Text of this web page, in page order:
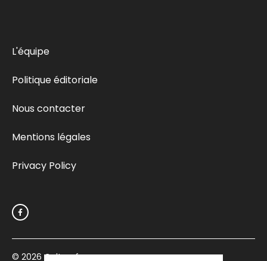
L'équipe
Politique éditoriale
Nous contacter
Mentions légales
Privacy Policy
© 2026 Culturefemme.com